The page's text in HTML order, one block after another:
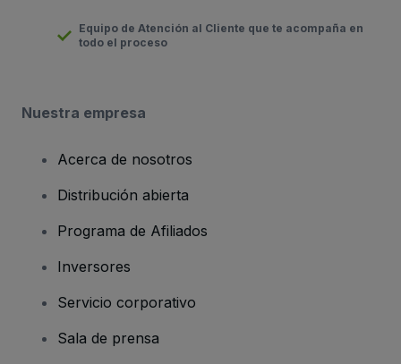
Equipo de Atención al Cliente que te acompaña en
todo el proceso
Nuestra empresa
Acerca de nosotros
Distribución abierta
Programa de Afiliados
Inversores
Servicio corporativo
Sala de prensa